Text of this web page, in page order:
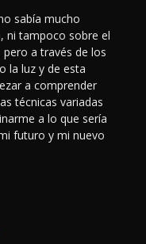
sabía mucho
ni tampoco sobre el
a través de los
la luz y de esta
a comprender
técnicas variadas
a lo que sería
futuro y mi nuevo